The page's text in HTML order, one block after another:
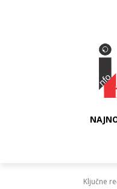
Ključne